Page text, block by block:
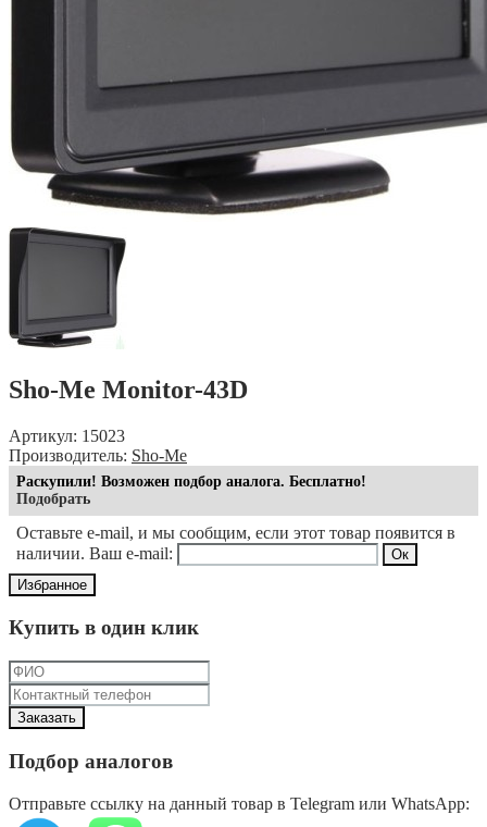
Sho-Me Monitor-43D
Артикул: 15023
Производитель: Sho-Me
Раскупили! Возможен подбор аналога. Бесплатно!
Подобрать
Оставьте e-mail, и мы сообщим, если этот товар появится в
наличии. Ваш e-mail:
Избранное
Купить в один клик
Подбор аналогов
Отправьте ссылку на данный товар в Telegram или WhatsApp: